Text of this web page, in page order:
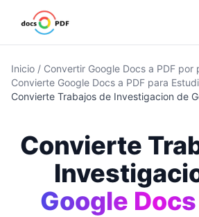
Inicio / Convertir Google Docs a PDF por
Convierte Google Docs a PDF para
Convierte Trabajos de Investigacion de
Convierte
Google Docs